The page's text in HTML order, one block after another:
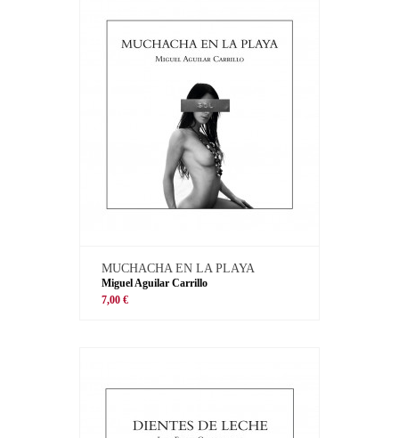
MUCHACHA EN LA PLAYA
Miguel Aguilar Carrillo
7,00 €